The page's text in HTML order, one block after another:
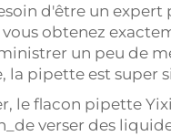
d'être un
obtenez
un peu de
la pipette est super
le flacon pipette
verser des